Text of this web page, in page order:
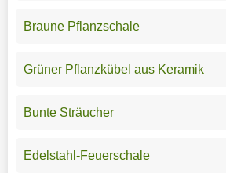
Braune Pflanzschale
Grüner Pflanzkübel aus Keramik
Bunte Sträucher
Edelstahl-Feuerschale